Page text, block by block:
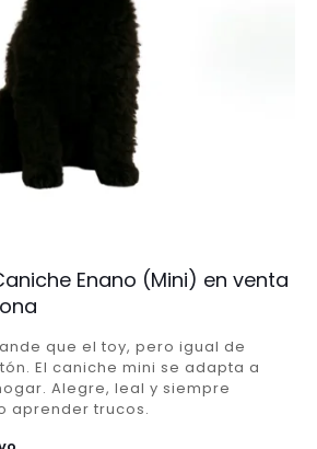
Enano (Mini) en venta
que el toy, pero igual de
El caniche mini se adapta a
Alegre, leal y siempre
aprender trucos.